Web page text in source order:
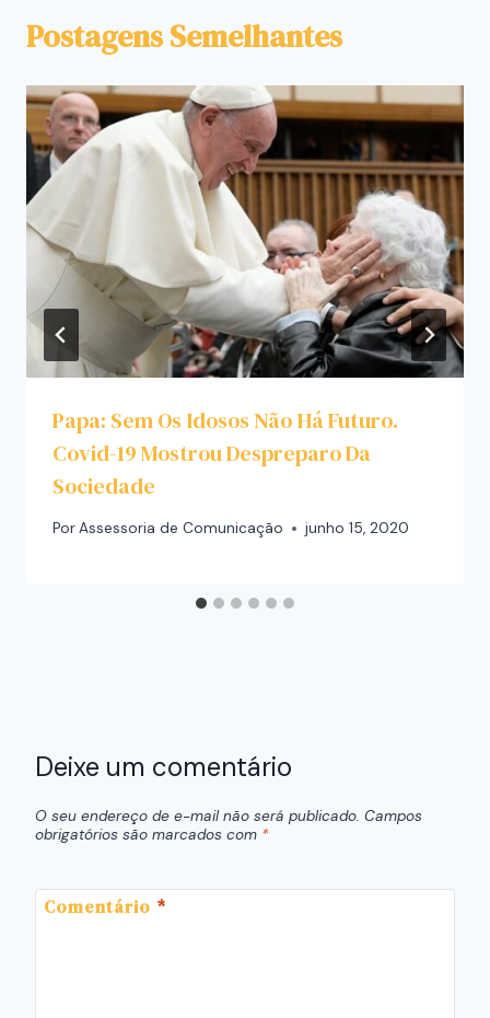
Postagens Semelhantes
Papa: Sem Os Idosos Não Há Futuro.
Covid-19 Mostrou Despreparo Da
Sociedade
PorAssessoria de Comunicação junho 15, 2020
Deixe um comentário
O seu endereço de e-mail não será publicado. Campos
obrigatórios são marcados com *
Comentário *